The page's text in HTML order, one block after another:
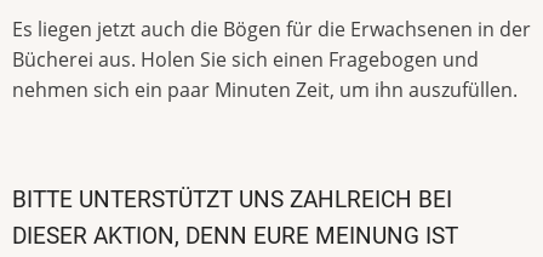
Es liegen jetzt auch die Bögen für die Erwachsenen in der
Bücherei aus. Holen Sie sich einen Fragebogen und
nehmen sich ein paar Minuten Zeit, um ihn auszufüllen.
BITTE UNTERSTÜTZT UNS ZAHLREICH BEI
DIESER AKTION, DENN EURE MEINUNG IST